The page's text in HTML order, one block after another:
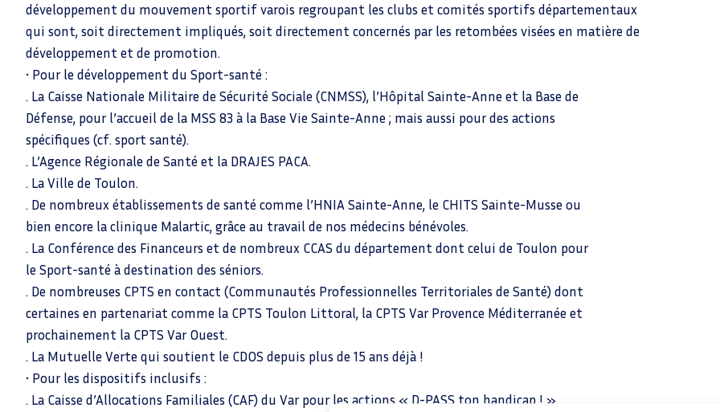
développement du mouvement sportif varois regroupant les clubs et comités sportifs départementaux
qui sont, soit directement impliqués, soit directement concernés par les retombées visées en matière de
développement et de promotion.
• Pour le développement du Sport-santé :
. La Caisse Nationale Militaire de Sécurité Sociale (CNMSS), l’Hôpital Sainte-Anne et la Base de
Défense, pour l’accueil de la MSS 83 à la Base Vie Sainte-Anne ; mais aussi pour des actions
spécifiques (cf. sport santé).
. L’Agence Régionale de Santé et la DRAJES PACA.
. La Ville de Toulon.
. De nombreux établissements de santé comme l’HNIA Sainte-Anne, le CHITS Sainte-Musse ou
bien encore la clinique Malartic, grâce au travail de nos médecins bénévoles.
. La Conférence des Financeurs et de nombreux CCAS du département dont celui de Toulon pour
le Sport-santé à destination des séniors.
. De nombreuses CPTS en contact (Communautés Professionnelles Territoriales de Santé) dont
certaines en partenariat comme la CPTS Toulon Littoral, la CPTS Var Provence Méditerranée et
prochainement la CPTS Var Ouest.
. La Mutuelle Verte qui soutient le CDOS depuis plus de 15 ans déjà !
• Pour les dispositifs inclusifs :
. La Caisse d’Allocations Familiales (CAF) du Var pour les actions « D-PASS ton handicap ! ».